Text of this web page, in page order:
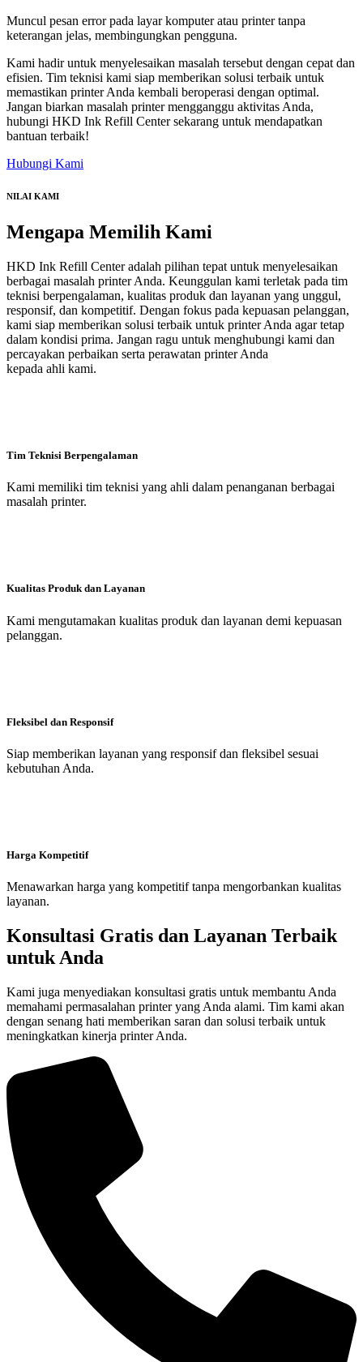
Muncul pesan error pada layar komputer atau printer tanpa
keterangan jelas, membingungkan pengguna.
Kami hadir untuk menyelesaikan masalah tersebut dengan cepat dan
efisien. Tim teknisi kami siap memberikan solusi terbaik untuk
memastikan printer Anda kembali beroperasi dengan optimal.
Jangan biarkan masalah printer mengganggu aktivitas Anda,
hubungi HKD Ink Refill Center sekarang untuk mendapatkan
bantuan terbaik!
Hubungi Kami
NILAI KAMI
Mengapa Memilih Kami
HKD Ink Refill Center adalah pilihan tepat untuk menyelesaikan
berbagai masalah printer Anda. Keunggulan kami terletak pada tim
teknisi berpengalaman, kualitas produk dan layanan yang unggul,
responsif, dan kompetitif. Dengan fokus pada kepuasan pelanggan,
kami siap memberikan solusi terbaik untuk printer Anda agar tetap
dalam kondisi prima. Jangan ragu untuk menghubungi kami dan
percayakan perbaikan serta perawatan printer Anda
kepada ahli kami.
Tim Teknisi Berpengalaman
Kami memiliki tim teknisi yang ahli dalam penanganan berbagai
masalah printer.
Kualitas Produk dan Layanan
Kami mengutamakan kualitas produk dan layanan demi kepuasan
pelanggan.
Fleksibel dan Responsif
Siap memberikan layanan yang responsif dan fleksibel sesuai
kebutuhan Anda.
Harga Kompetitif
Menawarkan harga yang kompetitif tanpa mengorbankan kualitas
layanan.
Konsultasi Gratis dan Layanan Terbaik
untuk Anda
Kami juga menyediakan konsultasi gratis untuk membantu Anda
memahami permasalahan printer yang Anda alami. Tim kami akan
dengan senang hati memberikan saran dan solusi terbaik untuk
meningkatkan kinerja printer Anda.